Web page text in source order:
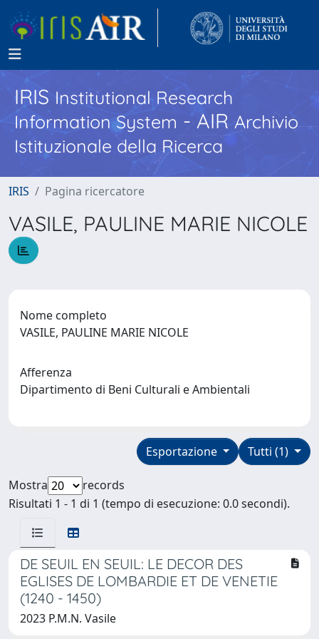
IRISInstitutional Research
Information System - AIR Archivio
Istituzionale della Ricerca
IRIS Pagina ricercatore
VASILE, PAULINE MARIE NICOLE
Nome completo
VASILE, PAULINE MARIE NICOLE
Afferenza
Dipartimento di Beni Culturali e Ambientali
Tutti (1)
Esportazione
Mostra
records
Risultati 1 - 1 di 1 (tempo di esecuzione: 0.0 secondi).
DE SEUIL EN SEUIL: LE DECOR DES
EGLISES DE LOMBARDIE ET DE VENETIE
(1240 - 1450)
2023 P.M.N. Vasile